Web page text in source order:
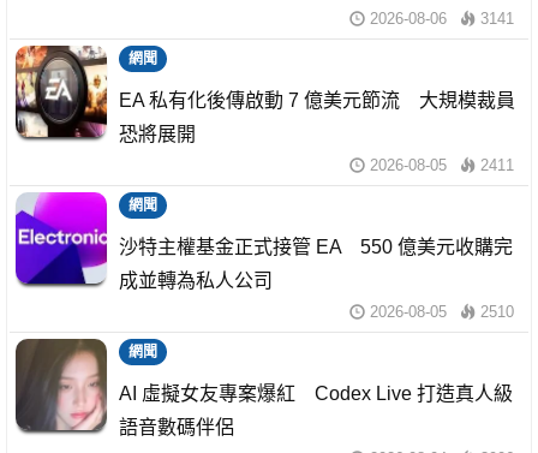
2026-08-06 3141
網聞
EA 私有化後傳啟動 7 億美元節流 大規模裁員
恐將展開
2026-08-05 2411
網聞
沙特主權基金正式接管 EA 550 億美元收購完
成並轉為私人公司
2026-08-05 2510
網聞
AI 虛擬女友專案爆紅 Codex Live 打造真人級
語音數碼伴侶